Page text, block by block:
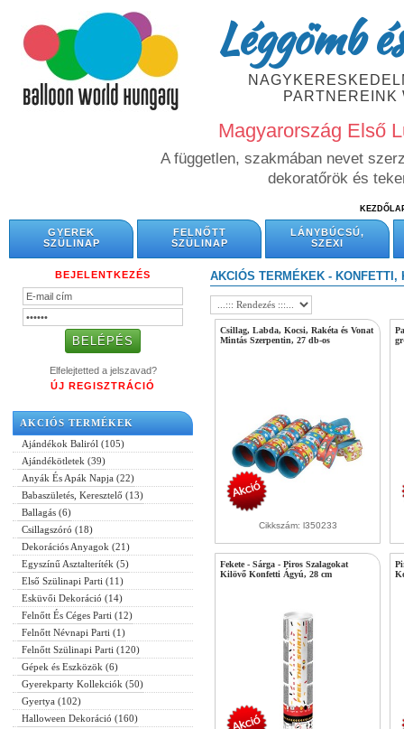
Léggömb
PARTNEREINK
Magyarország Első
A független, szakmában nevet
dekoratőrök és
GYEREK
SZÜLINAP
FELNŐTT
SZÜLINAP
LÁNYBÚCSÚ,
SZEXI
BEJELENTKEZÉS
Elfelejtetted a jelszavad?
ÚJ REGISZTRÁCIÓ
AKCIÓS TERMÉKEK
Ajándékok Baliról (105)
Ajándékötletek (39)
Anyák És Apák Napja (22)
Babaszületés, Keresztelő (13)
Ballagás (6)
Csillagszóró (18)
Dekorációs Anyagok (21)
Egyszínű Asztalteríték (5)
Első Szülinapi Parti (11)
Esküvői Dekoráció (14)
Felnőtt És Céges Parti (12)
Felnőtt Névnapi Parti (1)
Felnőtt Szülinapi Parti (120)
Gépek és Eszközök (6)
Gyerekparty Kollekciók (50)
Gyertya (102)
Halloween Dekoráció (160)
AKCIÓS TERMÉKEK - KONFETTI,
Csillag, Labda, Kocsi, Rakéta és Vonat
Mintás Szerpentin, 27 db-os
Cikkszám: l350233
Fekete - Sárga - Piros Szalagokat
Kilövő Konfetti Ágyú, 28 cm